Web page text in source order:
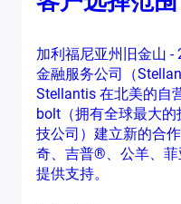
加利福尼亚州旧金山 -
金融服务公司（
Stellantis 在北美的自
bolt（拥有全球最大
技公司）建立新的合
奇、吉普®、公羊、
提供支持。